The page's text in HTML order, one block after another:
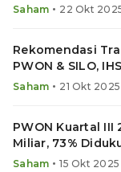
Saham • 22 Okt
Rekomendasi
PWON & SILO,
Menguat
Saham • 21 Okt 2025
PWON Kuartal III
Miliar, 73%
Layak Buy?
Saham • 15 Okt 2025